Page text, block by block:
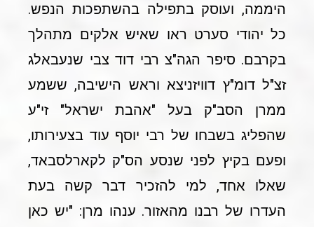
היממה, ועוסק בתפילה בהשתפכות הנפש.
כל יהודי סערט ראו שאיש אלקים מתהלך
בקרבם. סיפר הגה"צ רבי דוד צבי שנעבאלג
זצ"ל דומ"ץ דוויזניצא וראש הישיבה, ששמע
ממרן הסב"ק בעל "אהבת ישראל" זי"ע
שהפליג בשבחו של רבי יוסף עוד בצעירותו,
ופעם בקיץ לפני שנסע הס"ק לקארלסבאד,
שאלו אחד, למי להזכיר דבר קשה בעת
העדרו של רבנו מהאזור. ענהו מרן: "יש כאן